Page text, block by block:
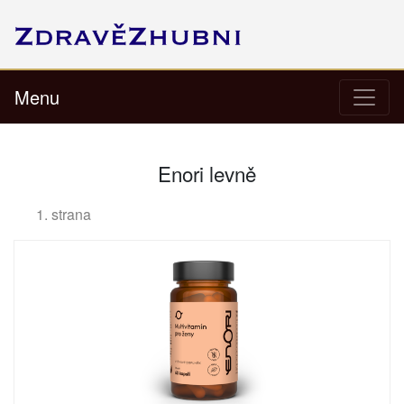
Menu
Enori levně
1. strana